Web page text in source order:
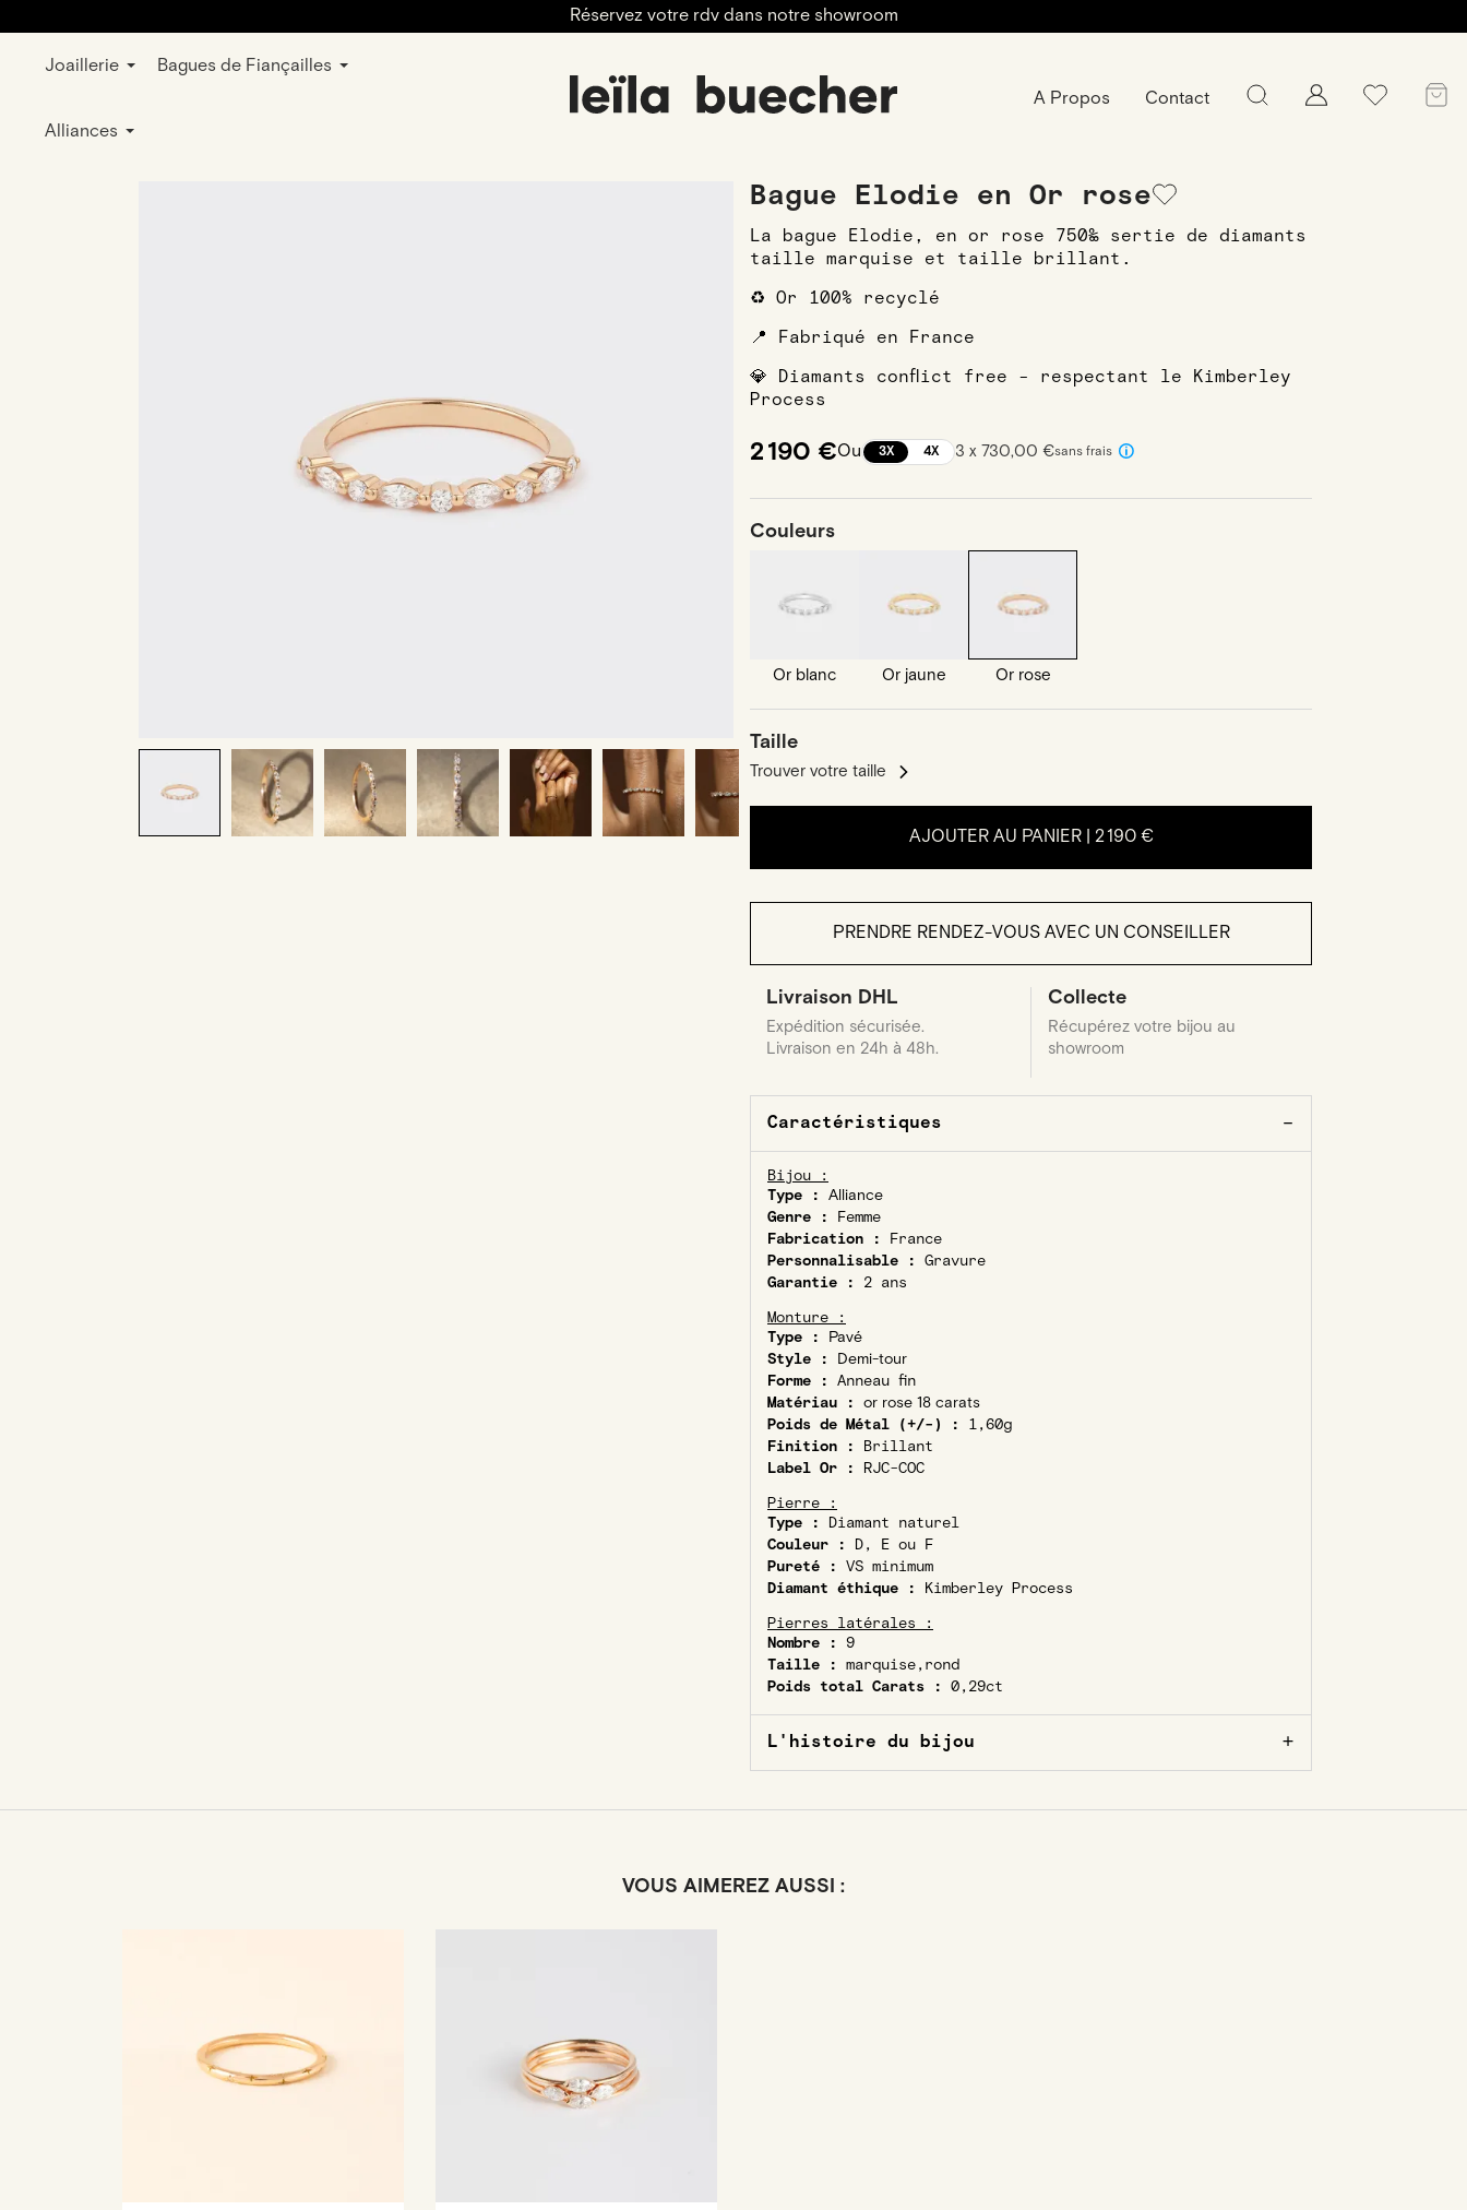
Réservez votre rdv dans notre showroom
Joaillerie Bagues de Fiançailles
Alliances
A Propos
Contact
Bague Elodie en Or rose
La bague Elodie, en or rose 750‰ sertie de diamants
taille marquise et taille brillant.
♻️ Or 100% recyclé
📍 Fabriqué en France
💎 Diamants conflict free - respectant le Kimberley
Process
2 190 €Ou 3X 4X 3 x 730,00 €sans frais
Couleurs
Or blanc Or jaune Or rose
Taille
Trouver votre taille
AJOUTER AU PANIER | 2 190 €
PRENDRE RENDEZ-VOUS AVEC UN CONSEILLER
Livraison DHL
Expédition sécurisée.
Livraison en 24h à 48h.
Collecte
Récupérez votre bijou au
showroom
Caractéristiques
Bijou :
Type : Alliance
Genre :
Femme
Fabrication :
France
Personnalisable : Gravure
Garantie :
2 ans
Monture :
Type :
Pavé
Style :
Demi-tour
Forme : Anneau fin
Matériau : or rose 18 carats
Poids de Métal (+/-) :
1,60g
Finition :
Brillant
Label Or :
RJC-COC
Pierre :
Type :
Diamant naturel
Couleur :
D, E ou F
Pureté : VS minimum
Diamant éthique :
Kimberley Process
Pierres latérales :
Nombre : 9
Taille : marquise,rond
Poids total Carats : 0,29ct
L'histoire du bijou
VOUS AIMEREZ AUSSI :